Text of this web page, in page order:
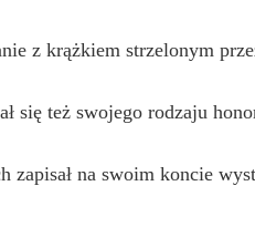
z krążkiem strzelonym
się też swojego rodzaju
zapisał na swoim koncie